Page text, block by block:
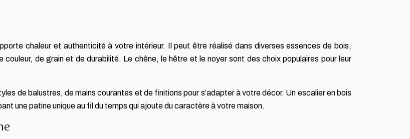
chaleur et authenticité à votre intérieur. Il peut être réalisé dans diverses essences de bois,
de grain et de durabilité. Le chêne, le hêtre et le noyer sont des choix populaires pour leur
de balustres, de mains courantes et de finitions pour s’adapter à votre décor. Un escalier en bois
une patine unique au fil du temps qui ajoute du caractère à votre maison.